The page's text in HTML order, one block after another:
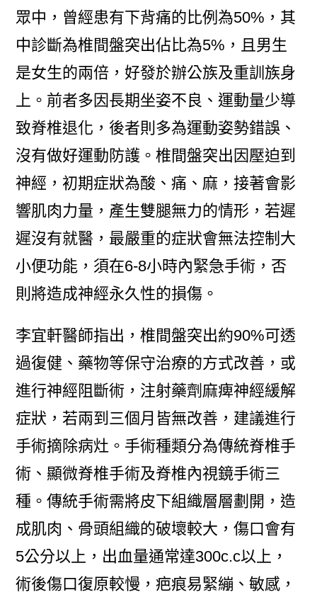
眾中，曾經患有下背痛的比例為50%，其
中診斷為椎間盤突出佔比為5%，且男生
是女生的兩倍，好發於辦公族及重訓族身
上。前者多因長期坐姿不良、運動量少導
致脊椎退化，後者則多為運動姿勢錯誤、
沒有做好運動防護。椎間盤突出因壓迫到
神經，初期症狀為酸、痛、麻，接著會影
響肌肉力量，產生雙腿無力的情形，若遲
遲沒有就醫，最嚴重的症狀會無法控制大
小便功能，須在6-8小時內緊急手術，否
則將造成神經永久性的損傷。
李宜軒醫師指出，椎間盤突出約90%可透
過復健、藥物等保守治療的方式改善，或
進行神經阻斷術，注射藥劑麻痺神經緩解
症狀，若兩到三個月皆無改善，建議進行
手術摘除病灶。手術種類分為傳統脊椎手
術、顯微脊椎手術及脊椎內視鏡手術三
種。傳統手術需將皮下組織層層劃開，造
成肌肉、骨頭組織的破壞較大，傷口會有
5公分以上，出血量通常達300c.c以上，
術後傷口復原較慢，疤痕易緊繃、敏感，